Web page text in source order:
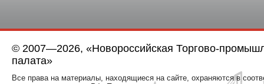
© 2007—2026, «Новороссийская Торгово-
палата»
Все права на материалы, находящиеся на сайте, охраняются в